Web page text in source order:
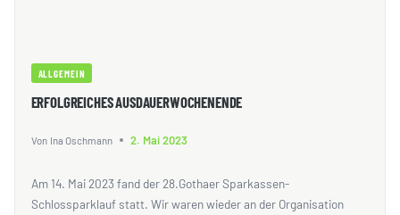
ALLGEMEIN
ERFOLGREICHES AUSDAUERWOCHENENDE
Von Ina Oschmann 2. Mai 2023
Am 14. Mai 2023 fand der 28.Gothaer Sparkassen-
Schlossparklauf statt. Wir waren wieder an der Organisation